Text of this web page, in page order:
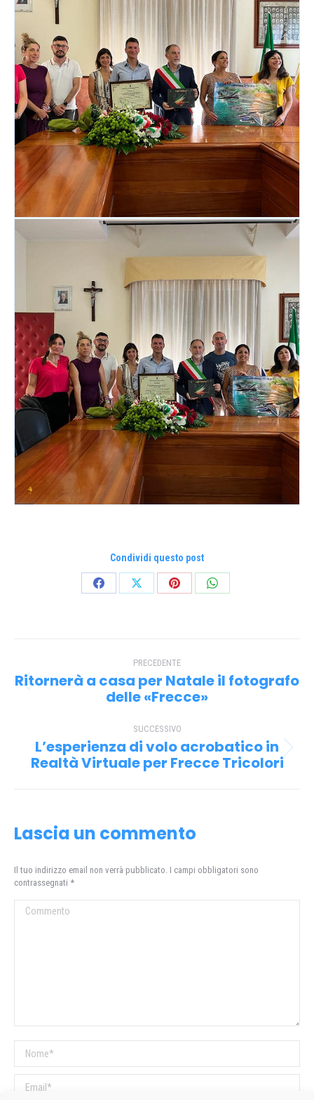
Condividi questo post
CondividiCondividiCondividiCondividi
tra PRECEDENTE
Post
precedente:
Ritornerà a casa per Natale il fotografo
delle «Frecce»
SUCCESSIVO
Prossimo
post:
L’esperienza di volo acrobatico in
Realtà Virtuale per Frecce Tricolori
Lascia un commento
Il tuo indirizzo email non verrà pubblicato. I campi obbligatori sono
contrassegnati *
Commento
Nome *
Email *